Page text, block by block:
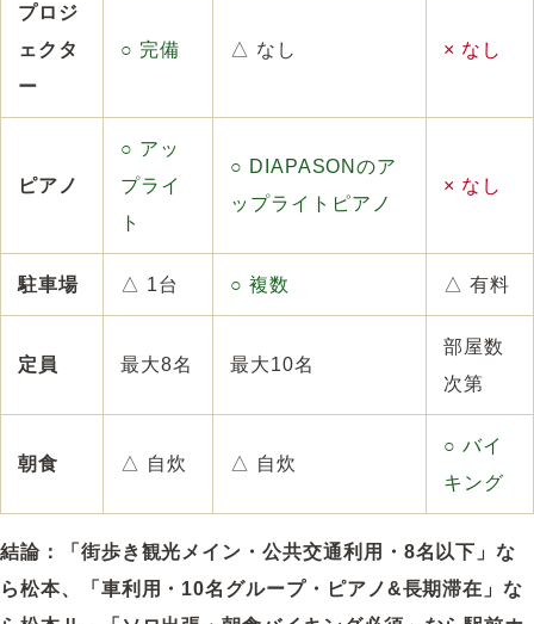
プロジ
ェクタ
ー
○ 完備 △ なし × なし
ピアノ
○ アッ
プライ
ト
○ DIAPASONのア
ップライトピアノ
× なし
駐車場 △ 1台 ○ 複数 △ 有料
定員 最大8名 最大10名
部屋数
次第
朝食 △ 自炊 △ 自炊
○ バイ
キング
結論：「街歩き観光メイン・公共交通利用・8名以下」な
ら松本、「車利用・10名グループ・ピアノ&長期滞在」な